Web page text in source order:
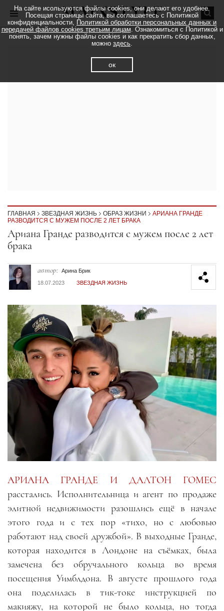
ГЛАВНАЯ ЗВЕЗДНАЯ ЖИЗНЬ ОБРАЗ ЖИЗНИ
АРИАНА ГРАНДЕ
РАЗВОДИТСЯ С МУЖЕМ ПОСЛЕ 2 ЛЕТ БРАКА
Секция статей
Ариана Гранде разводится с мужем после 2 лет
брака
автор: Арина Брик
18.07.2023
ЗВЕЗДНАЯ ЖИЗНЬ
АРИАНА ГРАНДЕ И ДАЛТОН ГОМЕС
расстались. Исполнительница и агент по продаже
элитной недвижимости разошлись ещё в начале
этого года и с тех пор «тихо, но с любовью
работают над своей дружбой». В выходные Гранде,
которая находится в Лондоне на съёмках, была
замечена без обручального кольца во время
посещения Уимблдона. В августе прошлого года
она поделилась в тик-токе инструкцией по
макияжу, на которой не было кольца, но тогда
На сайте исользуются файлы cookies, они делают его удобнее.
Посещая страницы сайта, вы соглашаетесь с Политикой
конфиденциальности, Политикой обработки персональных данных и
передачей файлов cookies третьим лицам. Ознакомиться с Политикой и
понять, зачем нужны файлы cookies и как прекратить сбор данных,
можно здесь.
ок